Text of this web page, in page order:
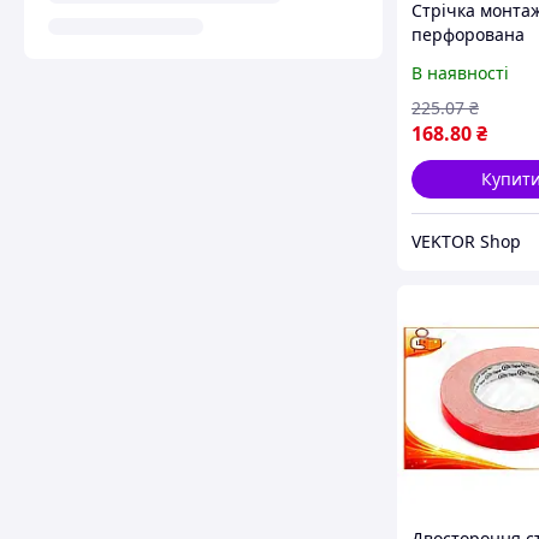
Стрічка
перфорована
В наявності
168.80₴
225.07 ₴
Купити
VEKTOR Shop